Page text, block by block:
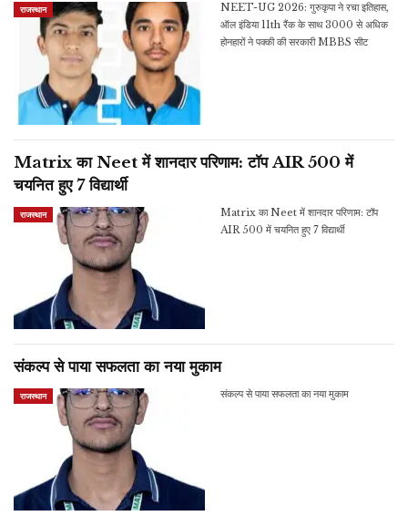
राजस्थान
NEET-UG 2026: गुरुकृपा ने रचा इतिहास,
ऑल इंडिया 11th रैंक के साथ 3000 से अधिक
होनहारों ने पक्की की सरकारी MBBS सीट
Matrix का Neet में शानदार परिणाम: टॉप AIR 500 में
चयनित हुए 7 विद्यार्थी
राजस्थान
Matrix का Neet में शानदार परिणाम: टॉप
AIR 500 में चयनित हुए 7 विद्यार्थी
संकल्प से पाया सफलता का नया मुकाम
राजस्थान संकल्प से पाया सफलता का नया मुकाम